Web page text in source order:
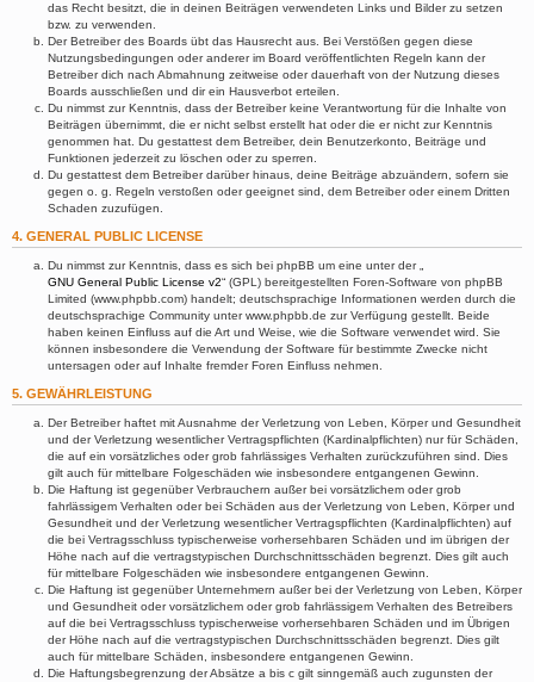
das Recht besitzt, die in deinen Beiträgen verwendeten Links und Bilder zu setzen
bzw. zu verwenden.
Der Betreiber des Boards übt das Hausrecht aus. Bei Verstößen gegen diese
Nutzungsbedingungen oder anderer im Board veröffentlichten Regeln kann der
Betreiber dich nach Abmahnung zeitweise oder dauerhaft von der Nutzung dieses
Boards ausschließen und dir ein Hausverbot erteilen.
Du nimmst zur Kenntnis, dass der Betreiber keine Verantwortung für die Inhalte von
Beiträgen übernimmt, die er nicht selbst erstellt hat oder die er nicht zur Kenntnis
genommen hat. Du gestattest dem Betreiber, dein Benutzerkonto, Beiträge und
Funktionen jederzeit zu löschen oder zu sperren.
Du gestattest dem Betreiber darüber hinaus, deine Beiträge abzuändern, sofern sie
gegen o. g. Regeln verstoßen oder geeignet sind, dem Betreiber oder einem Dritten
Schaden zuzufügen.
4. GENERAL PUBLIC LICENSE
Du nimmst zur Kenntnis, dass es sich bei phpBB um eine unter der „
GNU General Public License v2“ (GPL) bereitgestellten Foren-Software von phpBB
Limited (www.phpbb.com) handelt; deutschsprachige Informationen werden durch die
deutschsprachige Community unter www.phpbb.de zur Verfügung gestellt. Beide
haben keinen Einfluss auf die Art und Weise, wie die Software verwendet wird. Sie
können insbesondere die Verwendung der Software für bestimmte Zwecke nicht
untersagen oder auf Inhalte fremder Foren Einfluss nehmen.
5. GEWÄHRLEISTUNG
Der Betreiber haftet mit Ausnahme der Verletzung von Leben, Körper und Gesundheit
und der Verletzung wesentlicher Vertragspflichten (Kardinalpflichten) nur für Schäden,
die auf ein vorsätzliches oder grob fahrlässiges Verhalten zurückzuführen sind. Dies
gilt auch für mittelbare Folgeschäden wie insbesondere entgangenen Gewinn.
Die Haftung ist gegenüber Verbrauchern außer bei vorsätzlichem oder grob
fahrlässigem Verhalten oder bei Schäden aus der Verletzung von Leben, Körper und
Gesundheit und der Verletzung wesentlicher Vertragspflichten (Kardinalpflichten) auf
die bei Vertragsschluss typischerweise vorhersehbaren Schäden und im übrigen der
Höhe nach auf die vertragstypischen Durchschnittsschäden begrenzt. Dies gilt auch
für mittelbare Folgeschäden wie insbesondere entgangenen Gewinn.
Die Haftung ist gegenüber Unternehmern außer bei der Verletzung von Leben, Körper
und Gesundheit oder vorsätzlichem oder grob fahrlässigem Verhalten des Betreibers
auf die bei Vertragsschluss typischerweise vorhersehbaren Schäden und im Übrigen
der Höhe nach auf die vertragstypischen Durchschnittsschäden begrenzt. Dies gilt
auch für mittelbare Schäden, insbesondere entgangenen Gewinn.
Die Haftungsbegrenzung der Absätze a bis c gilt sinngemäß auch zugunsten der